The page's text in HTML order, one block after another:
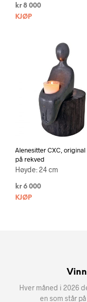
kr 8 000
KJØP
Alenesitter CXC, original
på rekved
Høyde: 24 cm
kr 6 000
KJØP
Hver måned i 2026
en som står